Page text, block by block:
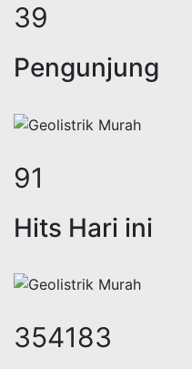
50
Pengunjung
115
Hits Hari ini
452330